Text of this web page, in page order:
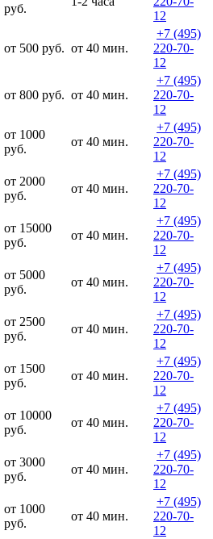
руб.
12
от 500 руб. от 40 мин.
+7 (495)
220-70-
12
от 800 руб. от 40 мин.
+7 (495)
220-70-
12
от 1000
руб.
от 40 мин.
+7 (495)
220-70-
12
от 2000
руб.
от 40 мин.
+7 (495)
220-70-
12
от 15000
руб.
от 40 мин.
+7 (495)
220-70-
12
от 5000
руб.
от 40 мин.
+7 (495)
220-70-
12
от 2500
руб.
от 40 мин.
+7 (495)
220-70-
12
от 1500
руб.
от 40 мин.
+7 (495)
220-70-
12
от 10000
руб.
от 40 мин.
+7 (495)
220-70-
12
от 3000
руб.
от 40 мин.
+7 (495)
220-70-
12
от 1000
руб.
от 40 мин.
+7 (495)
220-70-
12